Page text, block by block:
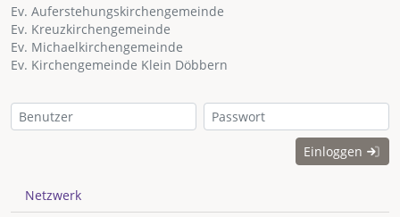
Ev. Auferstehungskirchengemeinde
Ev. Kreuzkirchengemeinde
Ev. Michaelkirchengemeinde
Ev. Kirchengemeinde Klein Döbbern
Einloggen
Netzwerk